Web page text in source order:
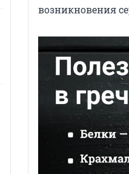
возникновения